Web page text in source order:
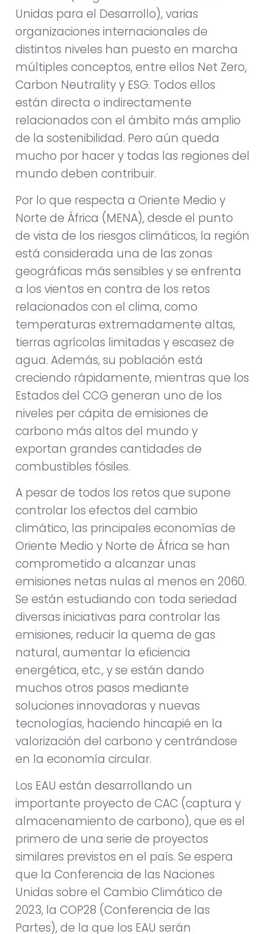
Unidas para el Desarrollo), varias
organizaciones internacionales de
distintos niveles han puesto en marcha
múltiples conceptos, entre ellos Net Zero,
Carbon Neutrality y ESG. Todos ellos
están directa o indirectamente
relacionados con el ámbito más amplio
de la sostenibilidad. Pero aún queda
mucho por hacer y todas las regiones del
mundo deben contribuir.
Por lo que respecta a Oriente Medio y
Norte de África (MENA), desde el punto
de vista de los riesgos climáticos, la región
está considerada una de las zonas
geográficas más sensibles y se enfrenta
a los vientos en contra de los retos
relacionados con el clima, como
temperaturas extremadamente altas,
tierras agrícolas limitadas y escasez de
agua. Además, su población está
creciendo rápidamente, mientras que los
Estados del CCG generan uno de los
niveles per cápita de emisiones de
carbono más altos del mundo y
exportan grandes cantidades de
combustibles fósiles.
A pesar de todos los retos que supone
controlar los efectos del cambio
climático, las principales economías de
Oriente Medio y Norte de África se han
comprometido a alcanzar unas
emisiones netas nulas al menos en 2060.
Se están estudiando con toda seriedad
diversas iniciativas para controlar las
emisiones, reducir la quema de gas
natural, aumentar la eficiencia
energética, etc., y se están dando
muchos otros pasos mediante
soluciones innovadoras y nuevas
tecnologías, haciendo hincapié en la
valorización del carbono y centrándose
en la economía circular.
Los EAU están desarrollando un
importante proyecto de CAC (captura y
almacenamiento de carbono), que es el
primero de una serie de proyectos
similares previstos en el país. Se espera
que la Conferencia de las Naciones
Unidas sobre el Cambio Climático de
2023, la COP28 (Conferencia de las
Partes), de la que los EAU serán